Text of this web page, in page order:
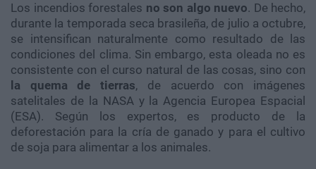
Los incendios forestales no son algo nuevo. De hecho,
durante la temporada seca brasileña, de julio a octubre,
se intensifican naturalmente como resultado de las
condiciones del clima. Sin embargo, esta oleada no es
consistente con el curso natural de las cosas, sino con
la quema de tierras, de acuerdo con imágenes
satelitales de la NASA y la Agencia Europea Espacial
(ESA). Según los expertos, es producto de la
deforestación para la cría de ganado y para el cultivo
de soja para alimentar a los animales.